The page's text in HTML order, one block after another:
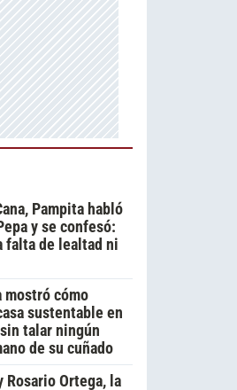
Pampita habló
y se confesó:
falta de lealtad ni
mostró cómo
sustentable en
talar ningún
de su cuñado
Rosario Ortega, la